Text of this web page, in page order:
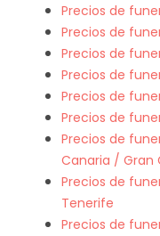
Precios de
Precios de
Precios de
Precios de
Precios de
Precios de
Precios de
Canaria / Gran
Precios de
Tenerife
Precios de